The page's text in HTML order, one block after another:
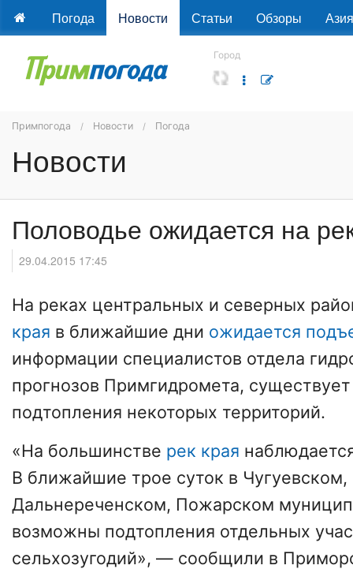
Погода Новости Статьи Обзоры Азия
Город
Примпогода Новости Погода
Новости
Половодье ожидается на
29.04.2015 17:45
На реках центральных и северных
края в ближайшие дни ожидается
информации специалистов отдела
прогнозов Примгидромета, существует
подтопления некоторых территорий.
«На большинстве рек края
В ближайшие трое суток в
Дальнереченском, Пожарском
возможны подтопления отдельных
сельхозугодий», — сообщили в